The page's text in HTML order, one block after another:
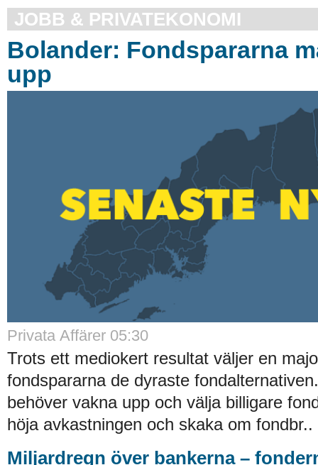
JOBB & PRIVATEKONOMI
Bolander: Fondspararna
upp
Privata Affärer 05:30
Trots ett mediokert resultat väljer en
fondspararna de dyraste
behöver vakna upp och välja billigare
höja avkastningen och skaka om fondbr..
Miljardregn över bankerna –